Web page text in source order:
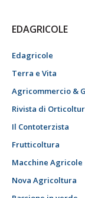
EDAGRICOLE
Edagricole
Terra e Vita
Agricommercio &
Rivista di
Il Contoterzista
Frutticoltura
Macchine Agricole
Nova Agricoltura